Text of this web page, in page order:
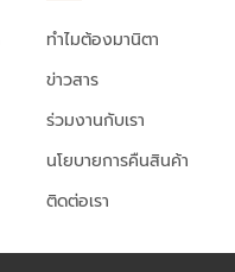
ทำไมต้องมานิตา
ข่าวสาร
ร่วมงานกับเรา
นโยบายการคืนสินค้า
ติดต่อเรา